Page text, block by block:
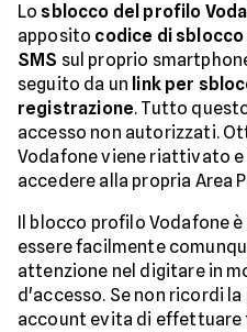
Lo sblocco del profilo
apposito codice di sblocco
SMS sul proprio
seguito da un link per
registrazione. Tutto
accesso non autorizzati.
Vodafone viene riattivato
accedere alla propria Area
Il blocco profilo Vodafone
essere facilmente
attenzione nel digitare in
d'accesso. Se non ricordi
account evita di